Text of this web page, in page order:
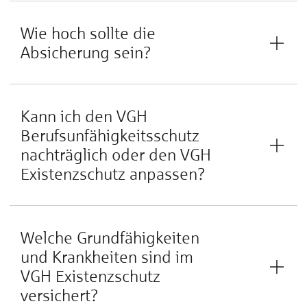
Wie hoch sollte die
Absicherung sein?
Kann ich den VGH
Berufsunfähigkeitsschutz
nachträglich oder den VGH
Existenzschutz anpassen?
Welche Grundfähigkeiten
und Krankheiten sind im
VGH Existenzschutz
versichert?